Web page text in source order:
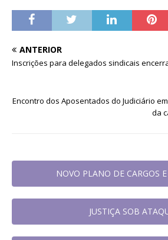
ANTERIOR
Inscrições para delegados sindicais
Encontro dos Aposentados do Judiciário
da
NOVO PLANO DE CARGOS
JUSTIÇA SOB